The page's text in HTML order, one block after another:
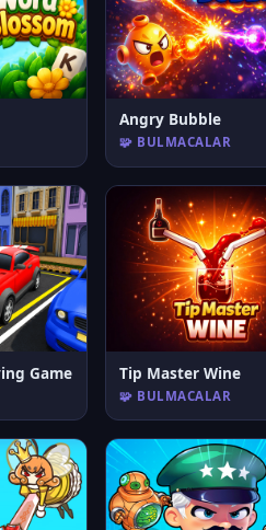
Angry Bubble
🧩 BULMACALAR
Game Tip Master Wine
🧩 BULMACALAR